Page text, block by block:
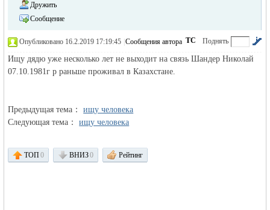
жизнь и
Дружить
Сообщение
Поднять
ТС
Опубликовано 16.2.2019 17:19:45 Сообщения автора
Ищу дядю уже несколько лет не выходит на связь Шандер Николай
07.10.1981г р раньше проживал в Казахстане.
Предыдущая тема：ищу человека
Следующая тема：ищу человека
ТОП0 ВНИЗ0 Рейтинг